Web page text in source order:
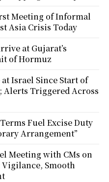
Meeting of Informal
Asia Crisis Today
at Gujarat’s
of Hormuz
Israel Since Start of
Alerts Triggered Across
Fuel Excise Duty
Arrangement”
Meeting with CMs on
Smooth